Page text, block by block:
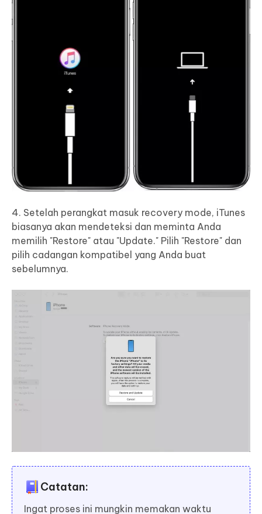
4. Setelah perangkat masuk recovery mode, iTunes
biasanya akan mendeteksi dan meminta Anda
memilih "Restore" atau "Update." Pilih "Restore" dan
pilih cadangan kompatibel yang Anda buat
sebelumnya.
Catatan:
Ingat proses ini mungkin memakan waktu